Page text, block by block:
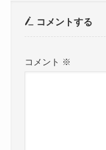
コメントする
コメント ※